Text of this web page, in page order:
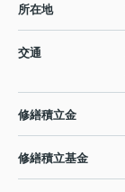
所在地
交通
修繕積立金
修繕積立基金